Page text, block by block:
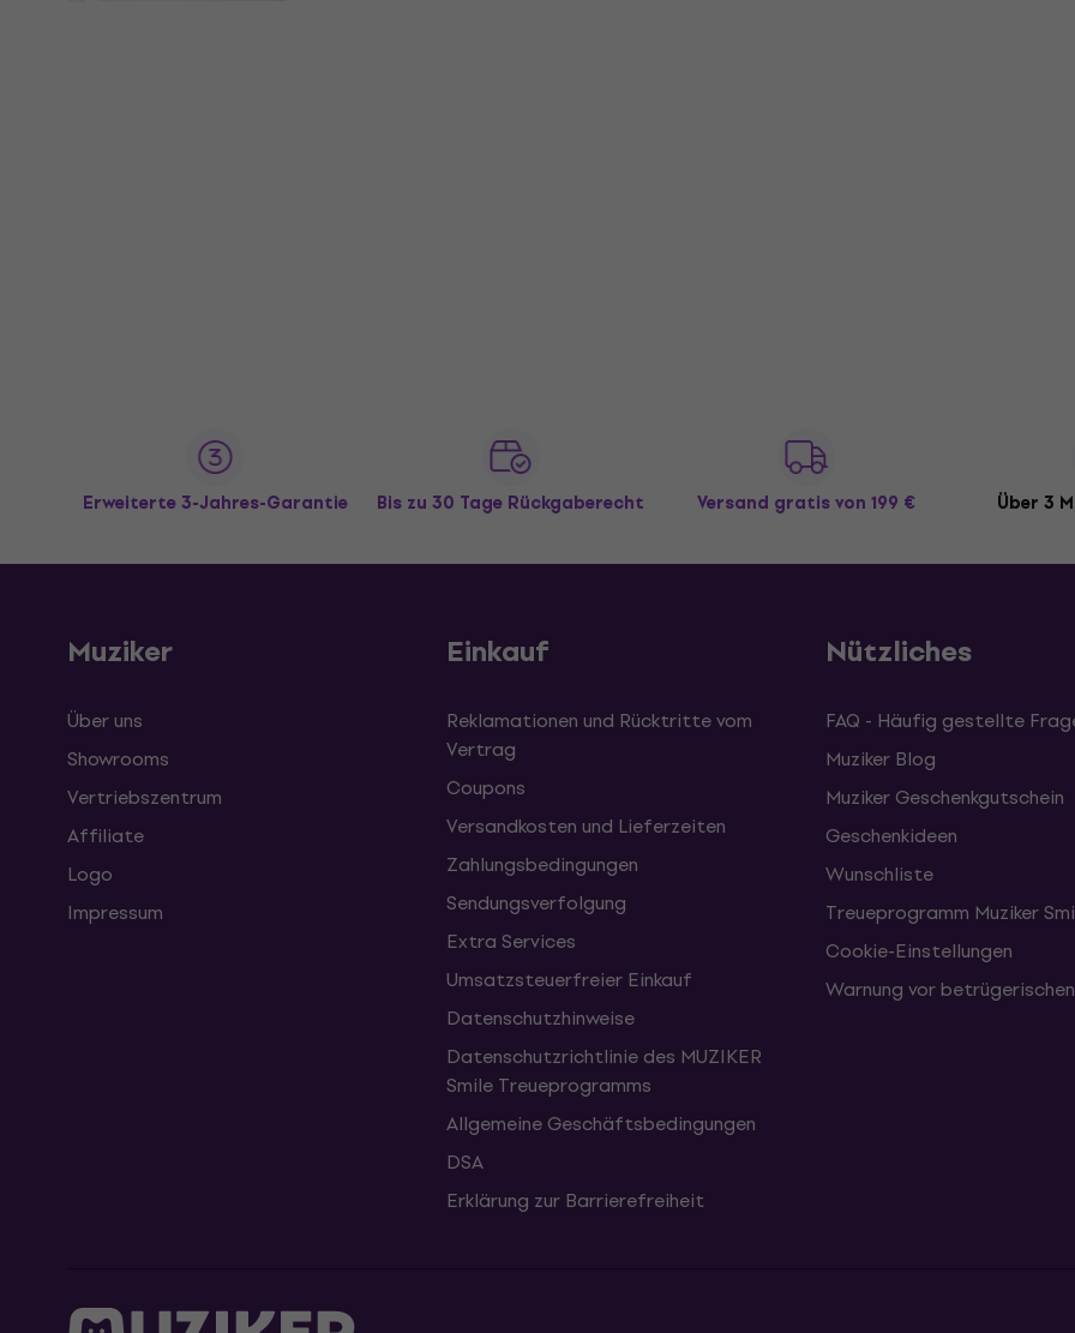
Erweiterte 3-Jahres-Garantie Bis zu 30 Tage Rückgaberecht Versand gratisvon 199 € Über 3
Muziker
Über uns
Showrooms
Vertriebszentrum
Affiliate
Logo
Impressum
Einkauf
Reklamationen und Rücktritte vom
Vertrag
Coupons
Versandkosten und Lieferzeiten
Zahlungsbedingungen
Sendungsverfolgung
Extra Services
Umsatzsteuerfreier Einkauf
Datenschutzhinweise
Datenschutzrichtlinie des MUZIKER
Smile Treueprogramms
Allgemeine Geschäftsbedingungen
DSA
Erklärung zur Barrierefreiheit
Nützliches
FAQ - Häufig gestellte
Muziker Blog
Muziker Geschenkgutschein
Geschenkideen
Wunschliste
Treueprogramm Muziker
Cookie-Einstellungen
Warnung vor